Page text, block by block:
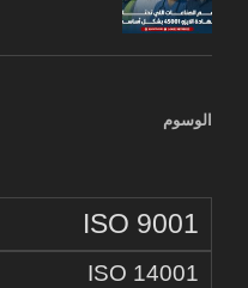
الوسوم
ISO 9001
ISO 14001